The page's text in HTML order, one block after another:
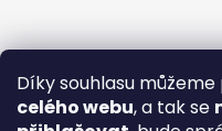
Díky souhlasu
celého webu, a tak se